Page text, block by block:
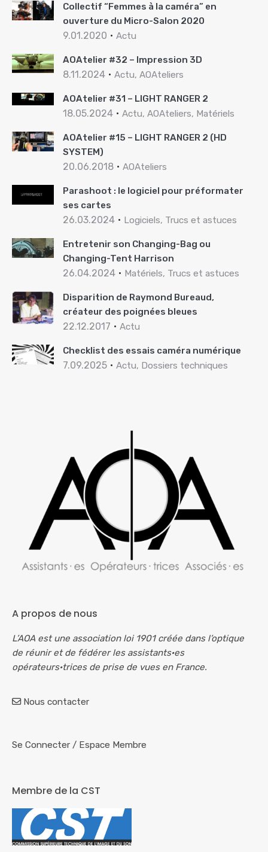
Collectif “Femmes à la caméra” en
ouverture du Micro-Salon 2020
9.01.2020 Actu
AOAtelier #32 – Impression 3D
8.11.2024 Actu, AOAteliers
AOAtelier #31 – LIGHT RANGER 2
18.05.2024 Actu, AOAteliers, Matériels
AOAtelier #15 – LIGHT RANGER 2 (HD
SYSTEM)
20.06.2018 AOAteliers
Parashoot : le logiciel pour préformater
ses cartes
26.03.2024 Logiciels, Trucs et astuces
Entretenir son Changing-Bag ou
Changing-Tent Harrison
26.04.2024 Matériels, Trucs et astuces
Disparition de Raymond Bureaud,
créateur des poignées bleues
22.12.2017 Actu
Checklist des essais caméra numérique
7.09.2025 Actu, Dossiers techniques
A propos de nous
L’AOA est une association loi 1901 créée dans l’optique
de réunir et de fédérer les assistants·es
opérateurs·trices de prise de vues en France.
Nous contacter
Se Connecter / Espace Membre
Membre de la CST